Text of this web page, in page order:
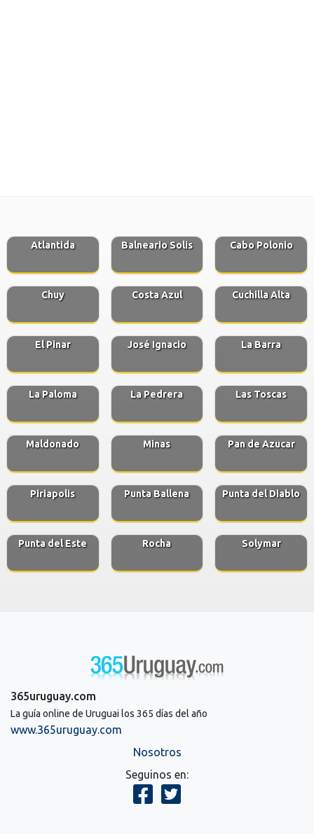
Atlantida Balneario Solis Cabo Polonio
Chuy Costa Azul Cuchilla Alta
El Pinar José Ignacio La Barra
La Paloma La Pedrera Las Toscas
Maldonado Minas Pan de Azucar
Piriapolis Punta Ballena Punta del Diablo
Punta del Este Rocha Solymar
365uruguay.com
La guía online de Uruguai los 365 días del año
www.365uruguay.com
Nosotros
Seguinos en: